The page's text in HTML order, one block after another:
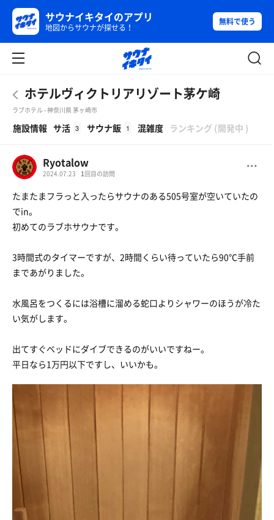
サウナイキタイのアプリ
地図からサウナが探せる！
無料で使う
ホテルヴィクトリアリゾート茅ケ崎
ラブホテル - 神奈川県 茅ヶ崎市
施設情報 サ活 3 サウナ飯 1 混雑度 ランキング (開発中 )
Ryotalow
2024.07.23 1 回目の訪問
たまたまフラっと入ったらサウナのある505号室が空いていたの
でin。
初めてのラブホサウナです。
3時間式のタイマーですが、2時間くらい待っていたら90℃手前
まであがりました。
水風呂をつくるには浴槽に溜める蛇口よりシャワーのほうが冷た
い気がします。
出てすぐベッドにダイブできるのがいいですねー。
平日なら1万円以下ですし、いいかも。